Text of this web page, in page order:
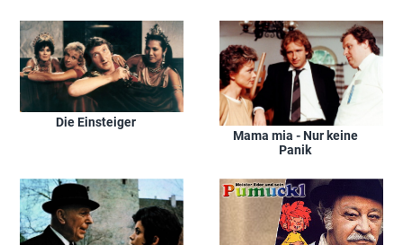
Die Einsteiger
Mama mia - Nur keine
Panik